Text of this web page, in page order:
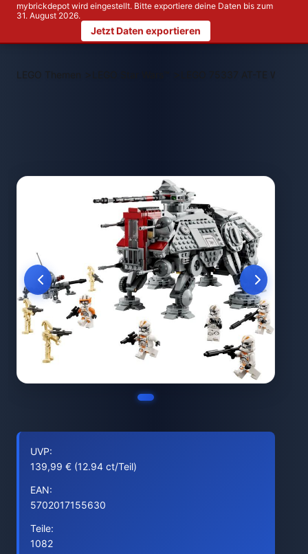
mybrickdepot wird eingestellt. Bitte exportiere deine Daten bis zum
31. August 2026.
Jetzt Daten exportieren
LEGO Themen > LEGO 75337 AT-TE Walker
UVP:
139,99 € (12.94 ct/Teil)
EAN:
5702017155630
Teile:
1082